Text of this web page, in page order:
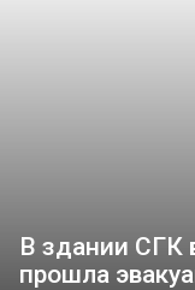
В здании СГК
прошла